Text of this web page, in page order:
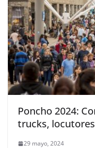
Poncho 2024:
trucks,
29 mayo, 2024